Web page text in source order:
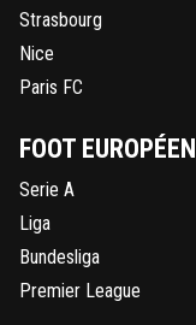
Strasbourg
Nice
Paris FC
FOOT EUROPÉEN
Serie A
Liga
Bundesliga
Premier League